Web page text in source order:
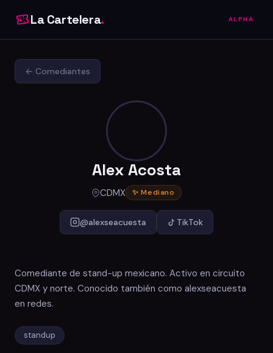
La Cartelera. ALPHA
← Comediantes
Alex Acosta
CDMX ✨ Mediano
@alexseacuesta TikTok
Comediante de stand-up mexicano. Activo en circuito
CDMX y norte. Conocido también como alexseacuesta
en redes.
standup